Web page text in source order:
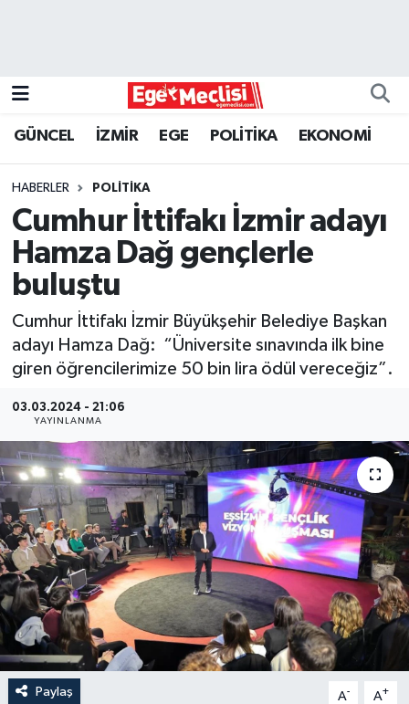
GÜNCEL İZMİR EGE POLİTİKA EKONOMİ
HABERLER POLİTİKA
Cumhur İttifakı İzmir adayı
Hamza Dağ gençlerle
buluştu
Cumhur İttifakı İzmir Büyükşehir Belediye Başkan
adayı Hamza Dağ: “Üniversite sınavında ilk bine
giren öğrencilerimize 50 bin lira ödül vereceğiz”.
03.03.2024 - 21:06
YAYINLANMA
Paylaş A- A+
GÜNCEL
İZMİR
ÖZEL HABER
POLİTİKA
Programlar
YAŞAM